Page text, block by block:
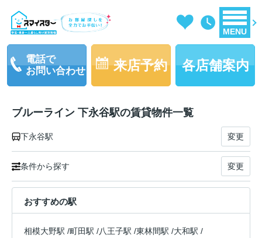
MENU
電話で
お問い合わせ
来店予約 各店舗案内
ブルーライン 下永谷駅の賃貸物件一覧
下永谷駅 変更
条件から探す 変更
おすすめの駅
相模大野駅 /町田駅 /八王子駅 /東林間駅 /大和駅 /